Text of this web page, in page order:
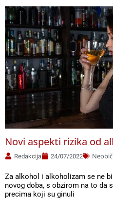
Novi aspekti rizika od
Redakcija 24/07/2022
Za alkohol i alkoholizam se ne
novog doba, s obzirom na to da
precima koji su ginuli